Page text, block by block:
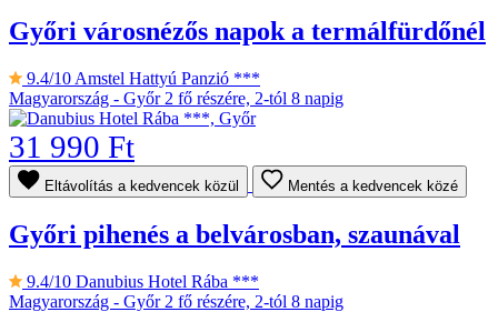
Győri városnézős napok a termálfürdőnél
9.4/10 Amstel Hattyú Panzió ***
Magyarország - Győr 2 fő részére, 2-tól 8 napig
31 990 Ft
Eltávolítás a kedvencek közül Mentés a kedvencek közé
Győri pihenés a belvárosban, szaunával
9.4/10 Danubius Hotel Rába ***
Magyarország - Győr 2 fő részére, 2-tól 8 napig